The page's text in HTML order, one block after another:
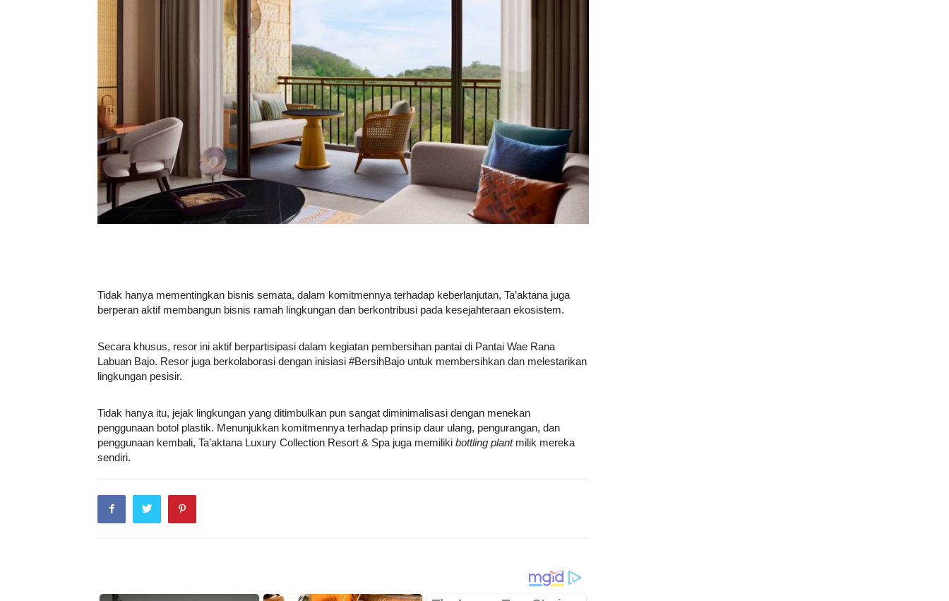
Tidak hanya mementingkan bisnis semata, dalam komitmennya terhadap keberlanjutan, Ta’aktana juga
berperan aktif membangun bisnis ramah lingkungan dan berkontribusi pada kesejahteraan ekosistem.
Secara khusus, resor ini aktif berpartisipasi dalam kegiatan pembersihan pantai di Pantai Wae Rana
Labuan Bajo. Resor juga berkolaborasi dengan inisiasi #BersihBajo untuk membersihkan dan melestarikan
lingkungan pesisir.
Tidak hanya itu, jejak lingkungan yang ditimbulkan pun sangat diminimalisasi dengan menekan
penggunaan botol plastik. Menunjukkan komitmennya terhadap prinsip daur ulang, pengurangan, dan
penggunaan kembali, Ta’aktana Luxury Collection Resort & Spa juga memiliki bottling plantmilik mereka
sendiri.